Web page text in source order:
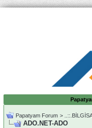
Papatyam Forum >
ADO.NET-ADO